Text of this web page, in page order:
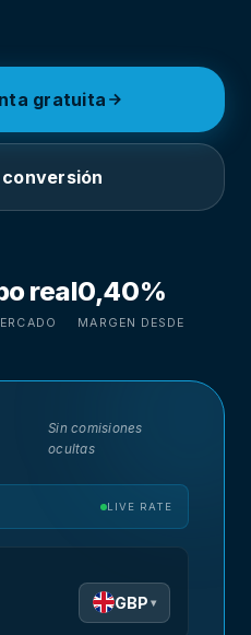
gratuita
real0,40%
MARGEN DESDE
Sin comisiones
ocultas
LIVE RATE
GBP ▾